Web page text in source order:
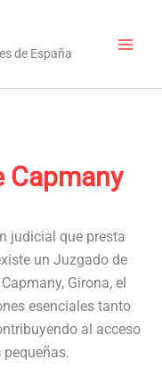
de España
Capmany
judicial que presta
un Juzgado de
Girona, el
esenciales tanto
al acceso